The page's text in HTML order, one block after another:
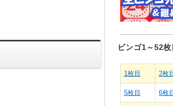
ビンゴ1～52
1枚目 2枚
5枚目 6枚